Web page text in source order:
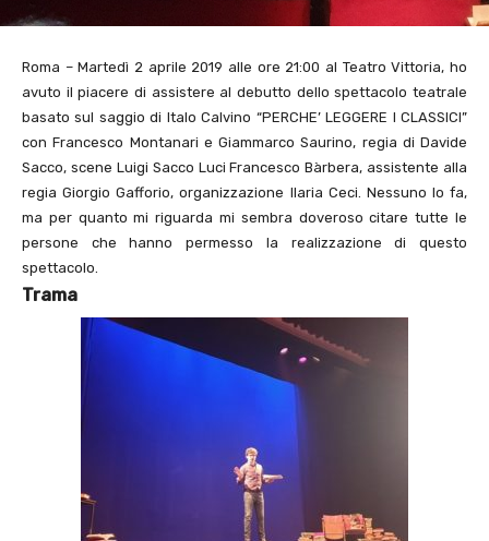
Roma – Martedì 2 aprile 2019 alle ore 21:00 al Teatro Vittoria, ho
avuto il piacere di assistere al debutto dello spettacolo teatrale
basato sul saggio di Italo Calvino “PERCHE’ LEGGERE I CLASSICI”
con Francesco Montanari e Giammarco Saurino, regia di Davide
Sacco, scene Luigi Sacco Luci Francesco Bàrbera, assistente alla
regia Giorgio Gafforio, organizzazione Ilaria Ceci. Nessuno lo fa,
ma per quanto mi riguarda mi sembra doveroso citare tutte le
persone che hanno permesso la realizzazione di questo
spettacolo.
Trama